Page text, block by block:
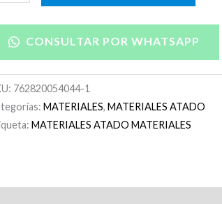
CONSULTAR POR WHATSAPP
762820054044-1
MATERIALES,MATERIALES ATADO
MATERIALES ATADO MATERIALES